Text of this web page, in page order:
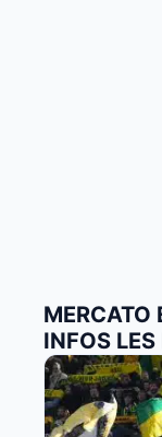
MERCATO
INFOS